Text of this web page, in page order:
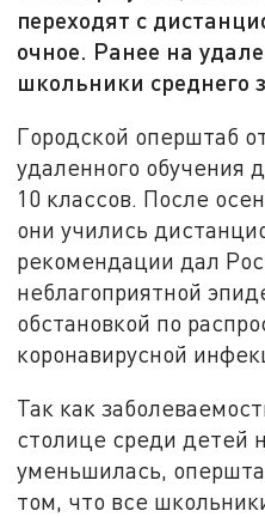
переходят с
очное. Ранее на
школьники среднего
Городской оперштаб
удаленного обучения
10 классов. После
они учились
рекомендации дал
неблагоприятной
обстановкой по
коронавирусной
Так как
столице среди детей
уменьшилась,
том, что все